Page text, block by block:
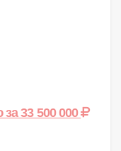
за 33 500 000